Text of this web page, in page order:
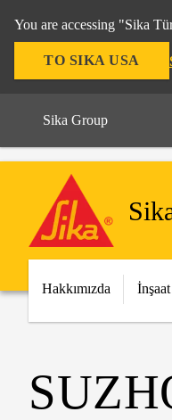
You are accessing "Sika
TO SIKA USA
Sika Group
Hakkımızda